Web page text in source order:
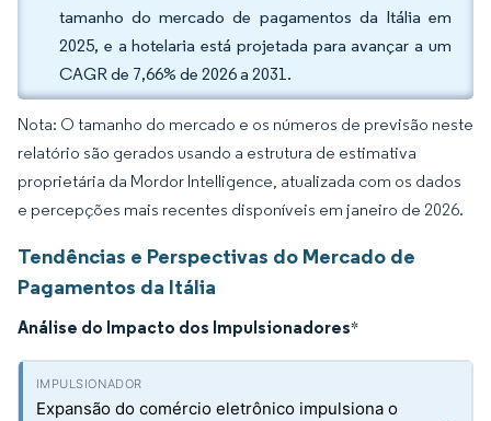
tamanho do mercado de pagamentos da Itália em
2025, e a hotelaria está projetada para avançar a um
CAGR de 7,66% de 2026 a 2031.
Nota: O tamanho do mercado e os números de previsão neste
relatório são gerados usando a estrutura de estimativa
proprietária da Mordor Intelligence, atualizada com os dados
e percepções mais recentes disponíveis em janeiro de 2026.
Tendências e Perspectivas do Mercado de
Pagamentos da Itália
Análise do Impacto dos Impulsionadores*
Expansão do comércio eletrônico impulsiona o